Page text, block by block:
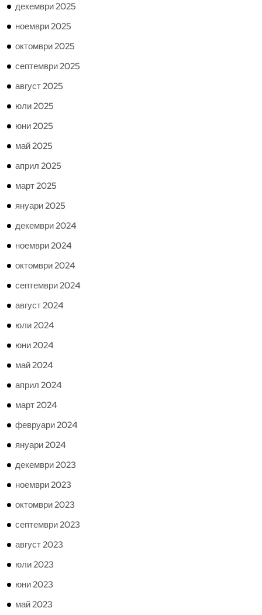
декември 2025
ноември 2025
октомври 2025
септември 2025
август 2025
юли 2025
юни 2025
май 2025
април 2025
март 2025
януари 2025
декември 2024
ноември 2024
октомври 2024
септември 2024
август 2024
юли 2024
юни 2024
май 2024
април 2024
март 2024
февруари 2024
януари 2024
декември 2023
ноември 2023
октомври 2023
септември 2023
август 2023
юли 2023
юни 2023
май 2023